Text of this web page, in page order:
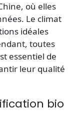
où elles
Le climat
idéales
toutes
essentiel de
leur qualité
bio